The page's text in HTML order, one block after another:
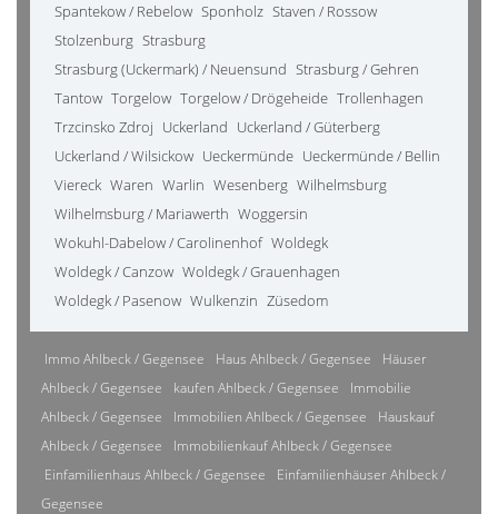
Spantekow / Rebelow Sponholz Staven / Rossow
Stolzenburg Strasburg
Strasburg (Uckermark) / Neuensund Strasburg / Gehren
Tantow Torgelow Torgelow / Drögeheide Trollenhagen
Trzcinsko Zdroj Uckerland Uckerland / Güterberg
Uckerland / Wilsickow Ueckermünde Ueckermünde / Bellin
Viereck Waren Warlin Wesenberg Wilhelmsburg
Wilhelmsburg / Mariawerth Woggersin
Wokuhl-Dabelow / Carolinenhof Woldegk
Woldegk / Canzow Woldegk / Grauenhagen
Woldegk / Pasenow Wulkenzin Züsedom
Immo Ahlbeck / Gegensee Haus Ahlbeck / Gegensee
Häuser
Ahlbeck / Gegensee
kaufen Ahlbeck / Gegensee
Immobilie
Ahlbeck / Gegensee
Immobilien Ahlbeck / Gegensee
Hauskauf
Ahlbeck / Gegensee
Immobilienkauf Ahlbeck / Gegensee
Einfamilienhaus Ahlbeck / Gegensee
Einfamilienhäuser Ahlbeck /
Gegensee